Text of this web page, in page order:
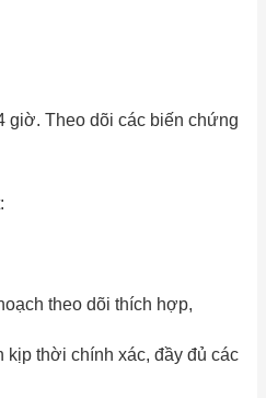
giờ. Theo dõi các biến chứng
theo dõi thích hợp,
kịp thời chính xác, đầy đủ các